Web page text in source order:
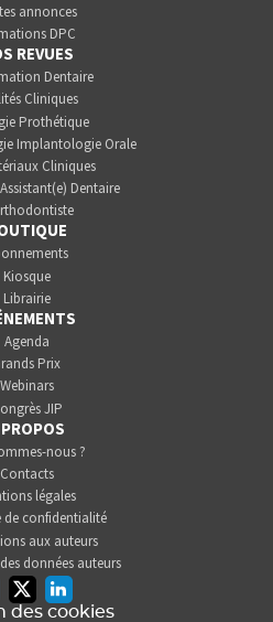
annonces
DPC
REVUES
Dentaire
Cliniques
Prothétique
Implantologie Orale
Cliniques
Dentaire
Kiosque
Librairie
Agenda
Prix
Webinars
JIP
nous ?
Contacts
légales
de confidentialité
aux auteurs
données auteurs
TwitterLinkedin
des cookies